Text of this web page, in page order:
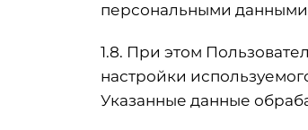
персональными данными
1.8. При этом
настройки
Указанные данные